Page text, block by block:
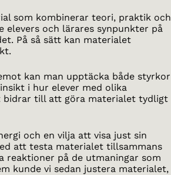
som kombinerar teori, praktik och
och lärares synpunkter på
På så sätt kan materialet
kan man upptäcka både styrkor
i hur elever med olika
till att göra materialet tydligt
och en vilja att visa just sin
att testa materialet tillsammans
reaktioner på de utmaningar som
kunde vi sedan justera materialet,